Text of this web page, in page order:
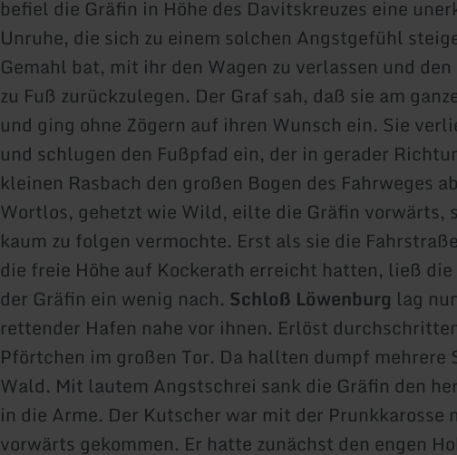
befiel die Gräfin in Höhe des Davitskreuzes eine
Unruhe, die sich zu einem solchen Angstgefühl
Gemahl bat, mit ihr den Wagen zu verlassen und den
zu Fuß zurückzulegen. Der Graf sah, daß sie am
und ging ohne Zögern auf ihren Wunsch ein. Sie
und schlugen den Fußpfad ein, der in gerader
kleinen Rasbach den großen Bogen des Fahrweges
Wortlos, gehetzt wie Wild, eilte die Gräfin vorwärts,
kaum zu folgen vermochte. Erst als sie die
die freie Höhe auf Kockerath erreicht hatten, ließ
der Gräfin ein wenig nach. Schloß Löwenburg lag
rettender Hafen nahe vor ihnen. Erlöst
Pförtchen im großen Tor. Da hallten dumpf mehrere
Wald. Mit lautem Angstschrei sank die Gräfin den
in die Arme. Der Kutscher war mit der Prunkkarosse
vorwärts gekommen. Er hatte zunächst den engen